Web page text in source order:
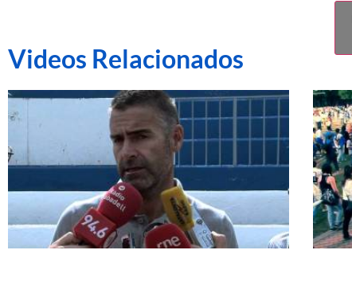
Videos Relacionados